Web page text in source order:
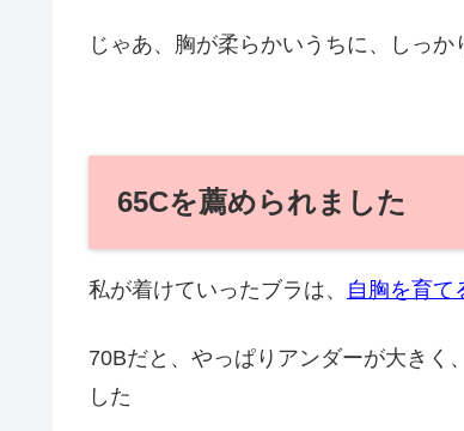
じゃあ、胸が柔らかいうちに、しっか
65Cを薦められました
私が着けていったブラは、 自胸を育て
70Bだと、やっぱりアンダーが大きく
した